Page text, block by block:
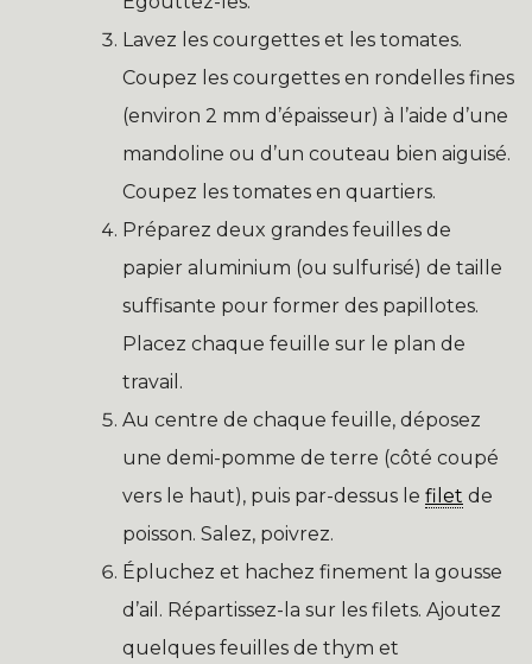
Lavez les courgettes et les tomates.
Coupez les courgettes en rondelles fines
(environ 2 mm d’épaisseur) à l’aide d’une
mandoline ou d’un couteau bien aiguisé.
Coupez les tomates en quartiers.
Préparez deux grandes feuilles de
papier aluminium (ou sulfurisé) de taille
suffisante pour former des papillotes.
Placez chaque feuille sur le plan de
travail.
Au centre de chaque feuille, déposez
une demi-pomme de terre (côté coupé
vers le haut), puis par-dessus le filet de
poisson. Salez, poivrez.
Épluchez et hachez finement la gousse
d’ail. Répartissez-la sur les filets. Ajoutez
quelques feuilles de thym et